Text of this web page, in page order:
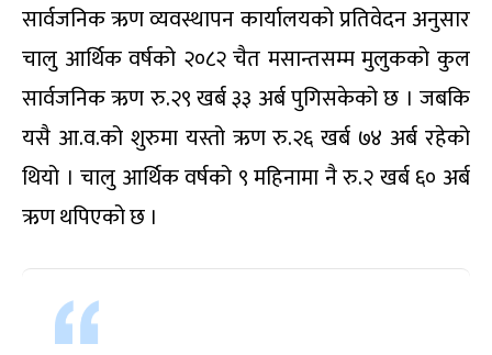
सार्वजनिक ऋण व्यवस्थापन कार्यालयको प्रतिवेदन अनुसार
चालु आर्थिक वर्षको २०८२ चैत मसान्तसम्म मुलुकको कुल
सार्वजनिक ऋण रु.२९ खर्ब ३३ अर्ब पुगिसकेको छ । जबकि
यसै आ.व.को शुरुमा यस्तो ऋण रु.२६ खर्ब ७४ अर्ब रहेको
थियो । चालु आर्थिक वर्षको ९ महिनामा नै रु.२ खर्ब ६० अर्ब
ऋण थपिएको छ ।